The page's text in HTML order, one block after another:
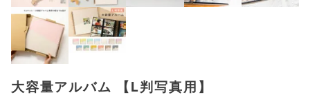
大容量アルバム 【L判写真用】